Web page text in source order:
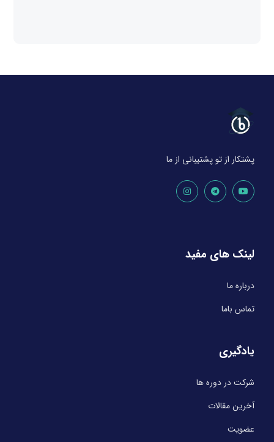
پشتکار از تو پشتیبانی از ما
لینک های مفید
درباره ما
تماس باما
یادگیری
شرکت در دوره ها
آخرین مقالات
عضویت